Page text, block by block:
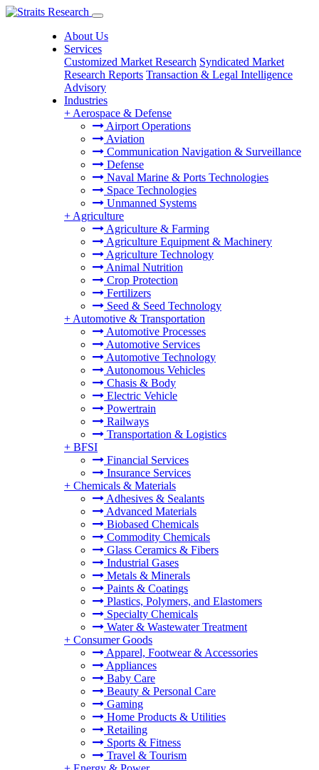
About Us
Services
Customized Market Research Syndicated Market
Research Reports Transaction & Legal Intelligence
Advisory
Industries
+ Aerospace & Defense
Airport Operations
Aviation
Communication Navigation & Surveillance
Defense
Naval Marine & Ports Technologies
Space Technologies
Unmanned Systems
+ Agriculture
Agriculture & Farming
Agriculture Equipment & Machinery
Agriculture Technology
Animal Nutrition
Crop Protection
Fertilizers
Seed & Seed Technology
+ Automotive & Transportation
Automotive Processes
Automotive Services
Automotive Technology
Autonomous Vehicles
Chasis & Body
Electric Vehicle
Powertrain
Railways
Transportation & Logistics
+ BFSI
Financial Services
Insurance Services
+ Chemicals & Materials
Adhesives & Sealants
Advanced Materials
Biobased Chemicals
Commodity Chemicals
Glass Ceramics & Fibers
Industrial Gases
Metals & Minerals
Paints & Coatings
Plastics, Polymers, and Elastomers
Specialty Chemicals
Water & Wastewater Treatment
+ Consumer Goods
Apparel, Footwear & Accessories
Appliances
Baby Care
Beauty & Personal Care
Gaming
Home Products & Utilities
Retailing
Sports & Fitness
Travel & Tourism